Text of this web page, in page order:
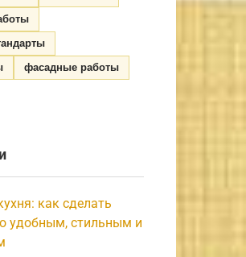
фасадные работы
как сделать
удобным, стильным и